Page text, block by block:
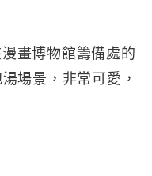
畫博物館籌備處的
場景，非常可愛，